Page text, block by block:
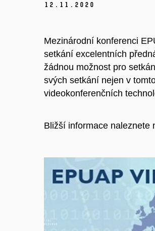
12. 11. 2020
Mezinárodní konferenci
setkání excelentních
žádnou možnost pro
svých setkání nejen v
videokonferenčních
Bližší informace naleznete